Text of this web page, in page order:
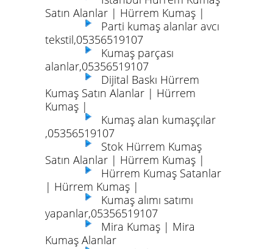
Satın Alanlar | Hürrem Kumaş |
Parti kumaş alanlar avcı
tekstil,05356519107
Kumaş parçası
alanlar,05356519107
Dijital Baskı Hürrem
Kumaş Satın Alanlar | Hürrem
Kumaş |
Kumaş alan kumaşçılar
,05356519107
Stok Hürrem Kumaş
Satın Alanlar | Hürrem Kumaş |
Hürrem Kumaş Satanlar
| Hürrem Kumaş |
Kumaş alımı satımı
yapanlar,05356519107
Mira Kumaş | Mira
Kumaş Alanlar